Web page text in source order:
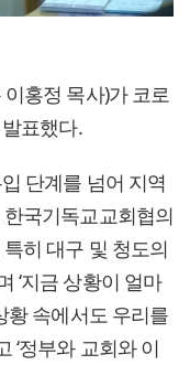
홍정 목사)가 코로
표했다.
단계를 넘어 지역
국기독교교회협의
히 대구 및 청도의
‘지금 상황이 얼마
황 속에서도 우리를
‘정부와 교회와 이